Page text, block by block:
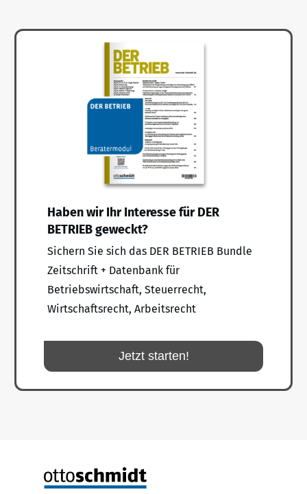
Haben wir Ihr Interesse für DER
BETRIEB geweckt?
Sichern Sie sich das DER BETRIEB Bundle
Zeitschrift + Datenbank für
Betriebswirtschaft, Steuerrecht,
Wirtschaftsrecht, Arbeitsrecht
Jetzt starten!